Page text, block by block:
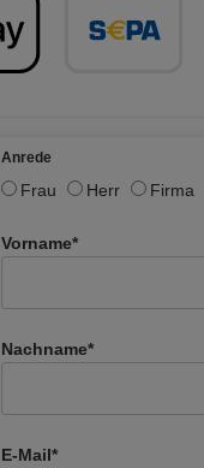
Anrede
Frau Herr Firma
Vorname*
Nachname*
E-Mail*